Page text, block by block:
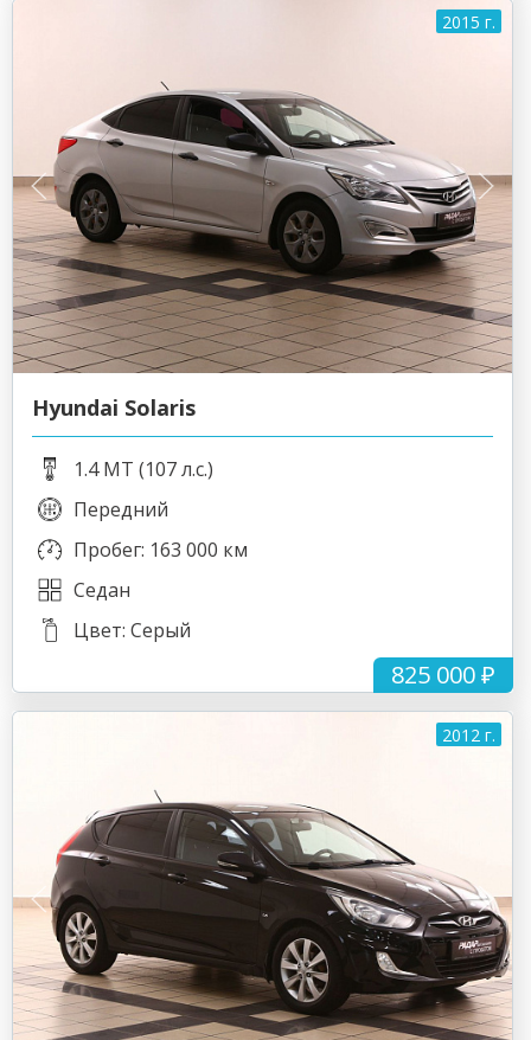
2015 г.
825 000 ₽
Hyundai Solaris
1.4 MT (107 л.с.)
Передний
Пробег: 163 000 км
Седан
Цвет: Серый
2012 г.